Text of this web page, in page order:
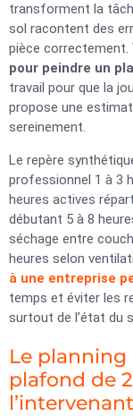
transforment la
sol racontent des
pièce correctement.
pour peindre un
travail pour que la
propose une
sereinement.
Le repère
professionnel 1 à 3
heures actives
débutant 5 à 8
séchage entre
heures selon
à une entreprise
temps et éviter les
surtout de l’état du
Le
plafond de
l’intervenant